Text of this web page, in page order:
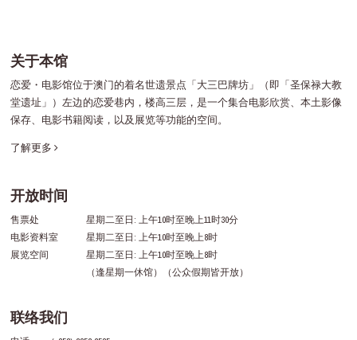
关于本馆
恋爱・电影馆位于澳门的着名世遗景点「大三巴牌坊」（即「圣保禄大教
堂遗址」）左边的恋爱巷内，楼高三层，是一个集合电影欣赏、本土影像
保存、电影书籍阅读，以及展览等功能的空间。
了解更多
开放时间
售票处
星期二至日: 上午10时至晚上11时30分
电影资料室
星期二至日: 上午10时至晚上8时
展览空间
星期二至日: 上午10时至晚上8时
（逢星期一休馆）（公众假期皆开放）
联络我们